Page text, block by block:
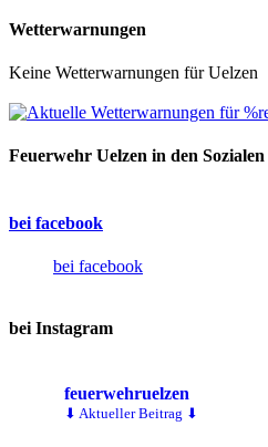
Wetterwarnungen
Keine Wetterwarnungen für Uelzen
Feuerwehr Uelzen in den
bei facebook
bei facebook
bei Instagram
feuerwehruelzen
⬇ Aktueller Beitrag ⬇